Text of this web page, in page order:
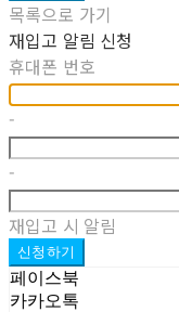
목록으로 가기
재입고 알림 신청
휴대폰 번호
-
-
재입고 시 알림
신청하기
페이스북
카카오톡